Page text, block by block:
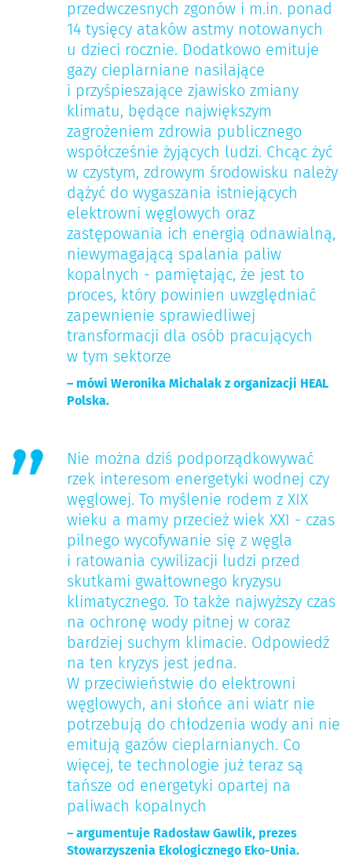
przedwczesnych zgonów i m.in. ponad
14 tysięcy ataków astmy notowanych
u dzieci rocznie. Dodatkowo emituje
gazy cieplarniane nasilające
i przyśpieszające zjawisko zmiany
klimatu, będące największym
zagrożeniem zdrowia publicznego
współcześnie żyjących ludzi. Chcąc żyć
w czystym, zdrowym środowisku należy
dążyć do wygaszania istniejących
elektrowni węglowych oraz
zastępowania ich energią odnawialną,
niewymagającą spalania paliw
kopalnych - pamiętając, że jest to
proces, który powinien uwzględniać
zapewnienie sprawiedliwej
transformacji dla osób pracujących
w tym sektorze
– mówi Weronika Michalak z organizacji HEAL
Polska.
Nie można dziś podporządkowywać
rzek interesom energetyki wodnej czy
węglowej. To myślenie rodem z XIX
wieku a mamy przecież wiek XXI - czas
pilnego wycofywanie się z węgla
i ratowania cywilizacji ludzi przed
skutkami gwałtownego kryzysu
klimatycznego. To także najwyższy czas
na ochronę wody pitnej w coraz
bardziej suchym klimacie. Odpowiedź
na ten kryzys jest jedna.
W przeciwieństwie do elektrowni
węglowych, ani słońce ani wiatr nie
potrzebują do chłodzenia wody ani nie
emitują gazów cieplarnianych. Co
więcej, te technologie już teraz są
tańsze od energetyki opartej na
paliwach kopalnych
– argumentuje Radosław Gawlik, prezes
Stowarzyszenia Ekologicznego Eko-Unia.